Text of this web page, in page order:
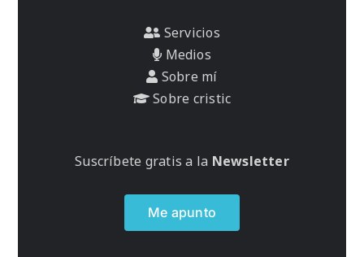
Servicios
Medios
Sobre mí
Sobre cristic
Suscríbete gratis a la Newsletter
Me apunto